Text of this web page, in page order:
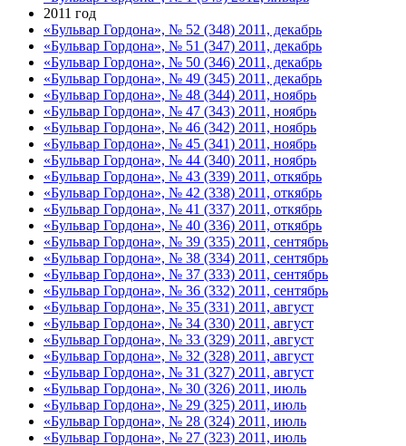
2011 год
«Бульвар Гордона», № 52 (348) 2011, декабрь
«Бульвар Гордона», № 51 (347) 2011, декабрь
«Бульвар Гордона», № 50 (346) 2011, декабрь
«Бульвар Гордона», № 49 (345) 2011, декабрь
«Бульвар Гордона», № 48 (344) 2011, ноябрь
«Бульвар Гордона», № 47 (343) 2011, ноябрь
«Бульвар Гордона», № 46 (342) 2011, ноябрь
«Бульвар Гордона», № 45 (341) 2011, ноябрь
«Бульвар Гордона», № 44 (340) 2011, ноябрь
«Бульвар Гордона», № 43 (339) 2011, откябрь
«Бульвар Гордона», № 42 (338) 2011, откябрь
«Бульвар Гордона», № 41 (337) 2011, откябрь
«Бульвар Гордона», № 40 (336) 2011, откябрь
«Бульвар Гордона», № 39 (335) 2011, сентябрь
«Бульвар Гордона», № 38 (334) 2011, сентябрь
«Бульвар Гордона», № 37 (333) 2011, сентябрь
«Бульвар Гордона», № 36 (332) 2011, сентябрь
«Бульвар Гордона», № 35 (331) 2011, август
«Бульвар Гордона», № 34 (330) 2011, август
«Бульвар Гордона», № 33 (329) 2011, август
«Бульвар Гордона», № 32 (328) 2011, август
«Бульвар Гордона», № 31 (327) 2011, август
«Бульвар Гордона», № 30 (326) 2011, июль
«Бульвар Гордона», № 29 (325) 2011, июль
«Бульвар Гордона», № 28 (324) 2011, июль
«Бульвар Гордона», № 27 (323) 2011, июль